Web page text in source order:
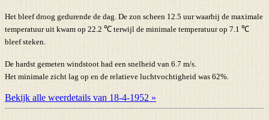
Het bleef droog gedurende de dag. De zon scheen 12.5 uur waarbij de maximale
temperatuur uit kwam op 22.2 ℃ terwijl de minimale temperatuur op 7.1 ℃
bleef steken.
De hardst gemeten windstoot had een snelheid van 6.7 m/s.
Het minimale zicht lag op en de relatieve luchtvochtigheid was 62%.
Bekijk alle weerdetails van 18-4-1952 »